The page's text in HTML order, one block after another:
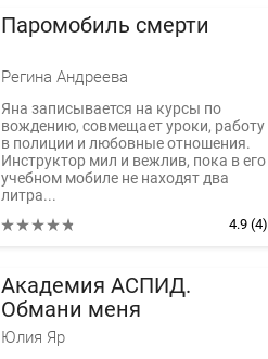
Паромобиль смерти
Регина Андреева
Яна записывается на курсы по
вождению, совмещает уроки, работу
в полиции и любовные отношения.
Инструктор мил и вежлив, пока в его
учебном мобиле не находят два
литра...
4.9(4)
Академия АСПИД.
Обмани меня
Юлия Яр